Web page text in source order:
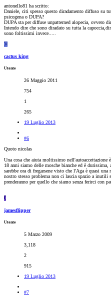
antonello81 ha scritto:
Daniele, citi spesso questo diradamento diffuso su
psicogena o DUPA?
DUPA sta per diffuse unpatterned alopecia, ovvero
Intendo dire che sono diradato su tutta la
sono foltissimi invece.....
C
cactus king
Utente
26 Maggio 2011
754
1
265
19 Luglio 2013
#6
Quoto nicolas
Una cosa che aiuta moltissimo
18 anni siamo delle mosche bianche ed è
sarebbe ora di fregarsene visto che l'Aga è quasi
nostro stesso problema non ci lascia spazio a inutili
prenderanno per quello che siamo senza ferirci con
J
jamesflipper
Utente
5 Marzo 2009
3,118
2
915
19 Luglio 2013
#7